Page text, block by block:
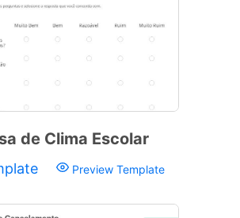
de Clima Escolar
Preview Template